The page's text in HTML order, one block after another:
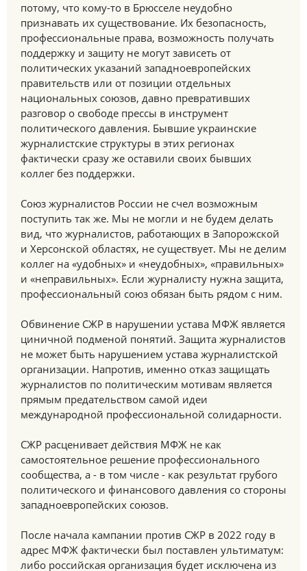
потому, что кому-то в Брюсселе неудобно
признавать их существование. Их безопасность,
профессиональные права, возможность получать
поддержку и защиту не могут зависеть от
политических указаний западноевропейских
правительств или от позиции отдельных
национальных союзов, давно превративших
разговор о свободе прессы в инструмент
политического давления. Бывшие украинские
журналистские структуры в этих регионах
фактически сразу же оставили своих бывших
коллег без поддержки.
Союз журналистов России не счел возможным
поступить так же. Мы не могли и не будем делать
вид, что журналистов, работающих в Запорожской
и Херсонской областях, не существует. Мы не делим
коллег на «удобных» и «неудобных», «правильных»
и «неправильных». Если журналисту нужна защита,
профессиональный союз обязан быть рядом с ним.
Обвинение СЖР в нарушении устава МФЖ является
циничной подменой понятий. Защита журналистов
не может быть нарушением устава журналистской
организации. Напротив, именно отказ защищать
журналистов по политическим мотивам является
прямым предательством самой идеи
международной профессиональной солидарности.
СЖР расценивает действия МФЖ не как
самостоятельное решение профессионального
сообщества, а - в том числе - как результат грубого
политического и финансового давления со стороны
западноевропейских союзов.
После начала кампании против СЖР в 2022 году в
адрес МФЖ фактически был поставлен ультиматум:
либо российская организация будет исключена из